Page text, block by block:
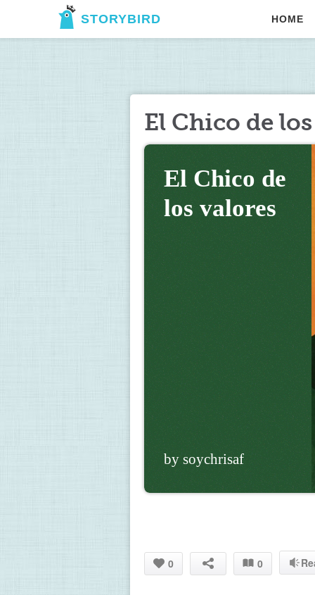
STORYBIRD HOME
El Chico de
El Chico de
los valores
by soychrisaf
0 0